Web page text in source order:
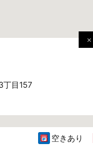
丁目157
空きあり